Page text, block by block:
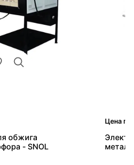
обжига
- SNOL
Цена по